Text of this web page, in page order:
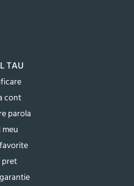
TAU
cont
parola